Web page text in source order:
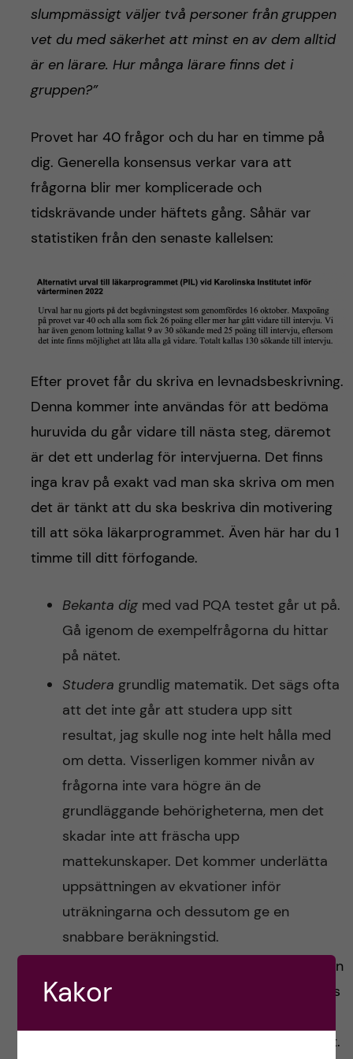
slumpmässigt väljer två personer från gruppen
vet du med säkerhet att minst en av dem alltid
är en lärare. Hur många lärare finns det i
gruppen?”
Provet har 40 frågor och du har en timme på
dig. Generella konsensus verkar vara att
frågorna blir mer komplicerade och
tidskrävande under häftets gång. Såhär var
statistiken från den senaste kallelsen:
Efter provet får du skriva en levnadsbeskrivning.
Denna kommer inte användas för att bedöma
huruvida du går vidare till nästa steg, däremot
är det ett underlag för intervjuerna. Det finns
inga krav på exakt vad man ska skriva om men
det är tänkt att du ska beskriva din motivering
till att söka läkarprogrammet. Även här har du 1
timme till ditt förfogande.
Bekanta digmed vad PQA testet går ut på.
Gå igenom de exempelfrågorna du hittar
på nätet.
Studera grundlig matematik. Det sägs ofta
att det inte går att studera upp sitt
resultat, jag skulle nog inte helt hålla med
om detta. Visserligen kommer nivån av
frågorna inte vara högre än de
grundläggande behörigheterna, men det
skadar inte att fräscha upp
mattekunskaper. Det kommer underlätta
uppsättningen av ekvationer inför
uträkningarna och dessutom ge en
snabbare beräkningstid.
. Det är viktigt att ha en
god tidsplanering under provet. Konsensus
svårighetsgraden av frågorna ökar i häftet.
Kakor